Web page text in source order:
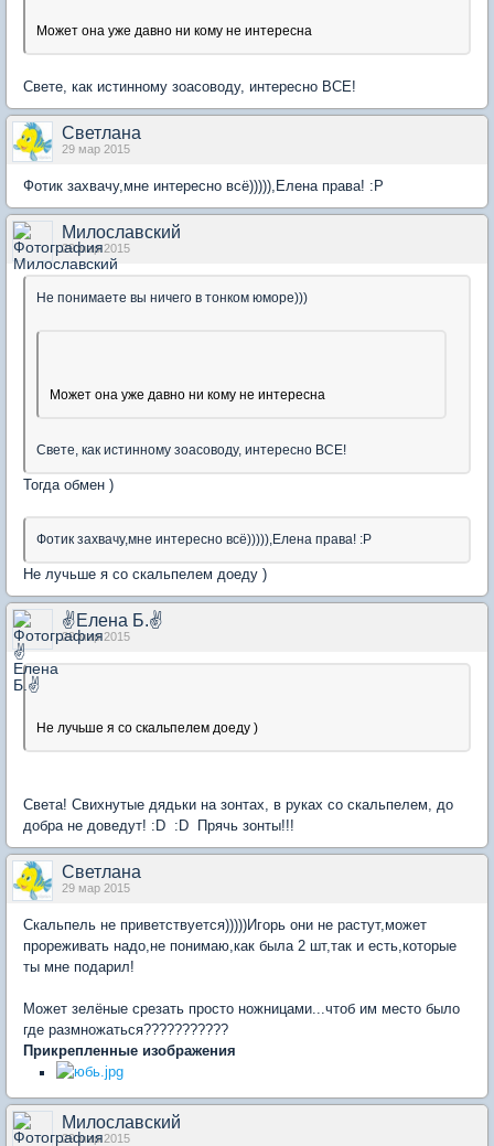
Может она уже давно ни кому не интересна
Свете, как истинному зоасоводу, интересно ВСЕ!
Светлана
29 мар 2015
Фотик захвачу,мне интересно всё))))),Елена права! :P
Милославский
29 мар 2015
Не понимаете вы ничего в тонком юморе)))
Может она уже давно ни кому не интересна
Свете, как истинному зоасоводу, интересно ВСЕ!
Тогда обмен )
Фотик захвачу,мне интересно всё))))),Елена права! :P
Не лучьше я со скальпелем доеду )
✌Елена Б.✌
29 мар 2015
Не лучьше я со скальпелем доеду )
Света! Свихнутые дядьки на зонтах, в руках со скальпелем, до
добра не доведут! :D :D Прячь зонты!!!
Светлана
29 мар 2015
Скальпель не приветствуется)))))Игорь они не растут,может
прореживать надо,не понимаю,как была 2 шт,так и есть,которые
ты мне подарил!
Может зелёные срезать просто ножницами...чтоб им место было
где размножаться???????????
Прикрепленные изображения
Милославский
29 мар 2015